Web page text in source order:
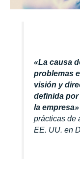
«La causa
problemas
visión y
definida
la empresa»
prácticas de
EE. UU. en